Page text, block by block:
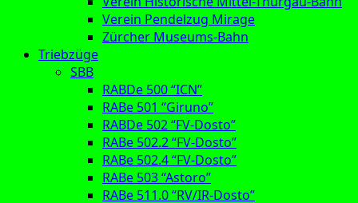
Verein Pendelzug Mirage
Zürcher Museums-Bahn
Triebzüge
SBB
RABDe 500 “ICN”
RABe 501 “Giruno”
RABDe 502 “FV-Dosto”
RABe 502.2 “FV-Dosto”
RABe 502.4 “FV-Dosto”
RABe 503 “Astoro”
RABe 511.0 “RV/IR-Dosto”